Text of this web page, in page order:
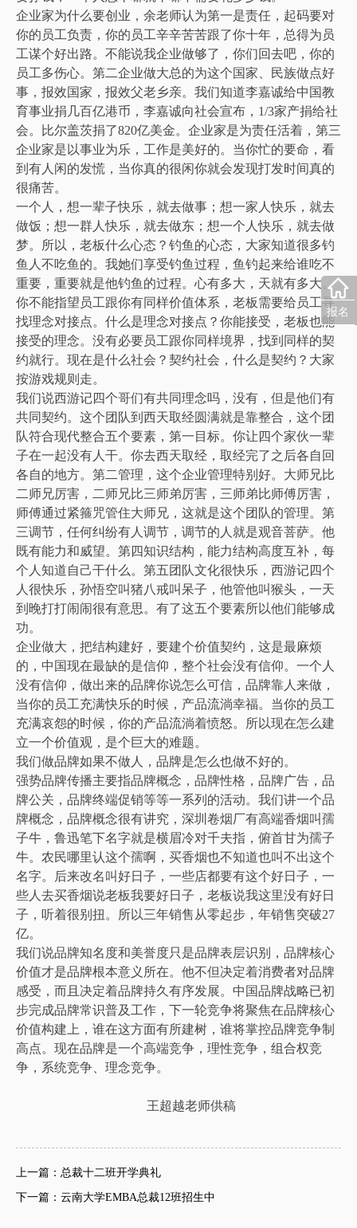
报名
企业家为什么要创业，余老师认为第一是责任，起码要对
你的员工负责，你的员工辛辛苦苦跟了你十年，总得为员
工谋个好出路。不能说我企业做够了，你们回去吧，你的
员工多伤心。第二企业做大总的为这个国家、民族做点好
事，报效国家，报效父老乡亲。我们知道李嘉诚给中国教
育事业捐几百亿港币，李嘉诚向社会宣布，1/3家产捐给社
会。比尔盖茨捐了820亿美金。企业家是为责任活着，第三
企业家是以事业为乐，工作是美好的。当你忙的要命，看
到有人闲的发慌，当你真的很闲你就会发现打发时间真的
很痛苦。
一个人，想一辈子快乐，就去做事；想一家人快乐，就去
做饭；想一群人快乐，就去做东；想一个人快乐，就去做
梦。所以，老板什么心态？钓鱼的心态，大家知道很多钓
鱼人不吃鱼的。我她们享受钓鱼过程，鱼钓起来给谁吃不
重要，重要就是他钓鱼的过程。心有多大，天就有多大。
你不能指望员工跟你有同样价值体系，老板需要给员工寻
找理念对接点。什么是理念对接点？你能接受，老板也能
接受的理念。没有必要员工跟你同样境界，找到同样的契
约就行。现在是什么社会？契约社会，什么是契约？大家
按游戏规则走。
我们说西游记四个哥们有共同理念吗，没有，但是他们有
共同契约。这个团队到西天取经圆满就是靠整合，这个团
队符合现代整合五个要素，第一目标。你让四个家伙一辈
子在一起没有人干。你去西天取经，取经完了之后各自回
各自的地方。第二管理，这个企业管理特别好。大师兄比
二师兄厉害，二师兄比三师弟厉害，三师弟比师傅厉害，
师傅通过紧箍咒管住大师兄，这就是这个团队的管理。第
三调节，任何纠纷有人调节，调节的人就是观音菩萨。他
既有能力和威望。第四知识结构，能力结构高度互补，每
个人知道自己干什么。第五团队文化很快乐，西游记四个
人很快乐，孙悟空叫猪八戒叫呆子，他管他叫猴头，一天
到晚打打闹闹很有意思。有了这五个要素所以他们能够成
功。
企业做大，把结构建好，要建个价值契约，这是最麻烦
的，中国现在最缺的是信仰，整个社会没有信仰。一个人
没有信仰，做出来的品牌你说怎么可信，品牌靠人来做，
当你的员工充满快乐的时候，产品流淌幸福。当你的员工
充满哀怨的时候，你的产品流淌着愤怒。所以现在怎么建
立一个价值观，是个巨大的难题。
我们做品牌如果不做人，品牌是怎么也做不好的。
强势品牌传播主要指品牌概念，品牌性格，品牌广告，品
牌公关，品牌终端促销等等一系列的活动。我们讲一个品
牌概念，品牌概念很有讲究，深圳卷烟厂有高端香烟叫孺
子牛，鲁迅笔下名字就是横眉冷对千夫指，俯首甘为孺子
牛。农民哪里认这个孺啊，买香烟也不知道也叫不出这个
名字。后来改名叫好日子，一些店都要有这个好日子，一
些人去买香烟说老板我要好日子，老板说我这里没有好日
子，听着很别扭。所以三年销售从零起步，年销售突破27
亿。
我们说品牌知名度和美誉度只是品牌表层识别，品牌核心
价值才是品牌根本意义所在。他不但决定着消费者对品牌
感受，而且决定着品牌持久有序发展。中国品牌战略已初
步完成品牌常识普及工作，下一轮竞争将聚焦在品牌核心
价值构建上，谁在这方面有所建树，谁将掌控品牌竞争制
高点。现在品牌是一个高端竞争，理性竞争，组合权竞
争，系统竞争、理念竞争。
王超越老师供稿
上一篇：总裁十二班开学典礼
下一篇：云南大学EMBA总裁12班招生中